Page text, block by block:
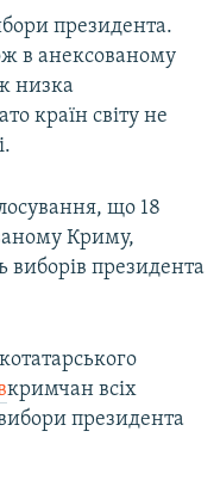
президента.
в анексованому
низка
країн світу не
що 18
Криму,
виборів президента
кримчан всіх
президента